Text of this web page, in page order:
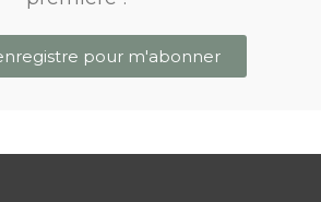
pour m'abonner